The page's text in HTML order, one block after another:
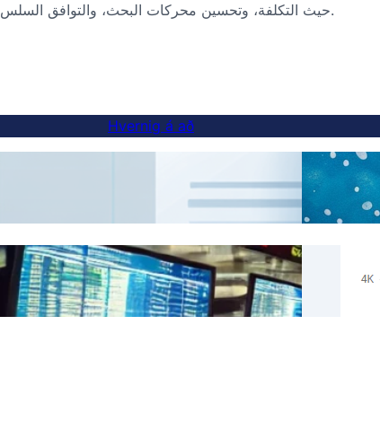
حيث التكلفة، وتحسين محركات البحث، والتوافق السلس.
Hvernig á að
Hvernig á að bæta tungumálavalkosti við
Sleppa þýðingar fyrir tiltekið efni með
FluentC